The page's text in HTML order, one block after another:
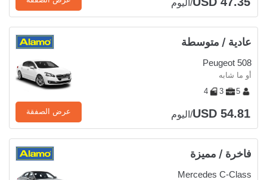
/اليوم
عادية / متوسطة
Peugeot 508
أو ما شابه
5
3
4
USD 54.81/اليوم عرض الصفقة
فاخرة / مميزة
Mercedes C-Class